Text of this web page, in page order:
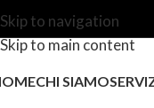
Skip to navigation
Skip to main content
CHI SIAMO